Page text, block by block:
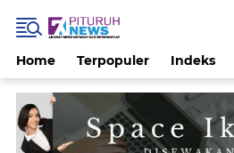
Home Terpopuler Indeks